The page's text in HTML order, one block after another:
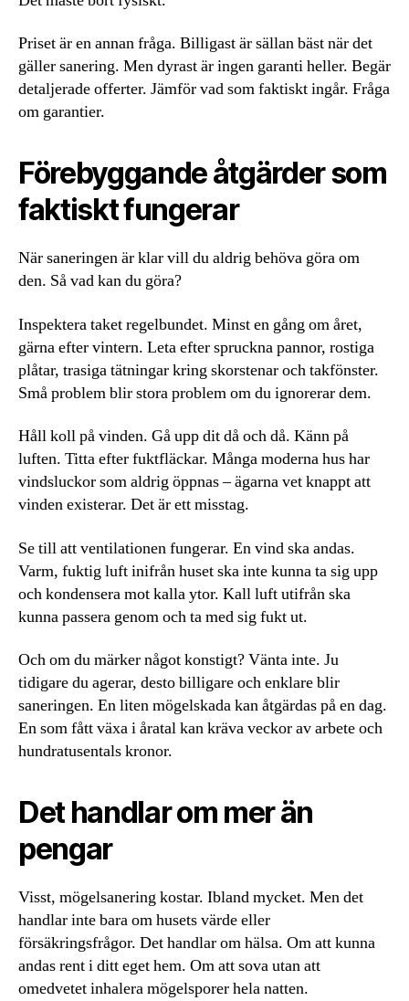
Priset är en annan fråga. Billigast är sällan bäst när det
gäller sanering. Men dyrast är ingen garanti heller. Begär
detaljerade offerter. Jämför vad som faktiskt ingår. Fråga
om garantier.
Förebyggande åtgärder som
faktiskt fungerar
När saneringen är klar vill du aldrig behöva göra om
den. Så vad kan du göra?
Inspektera taket regelbundet. Minst en gång om året,
gärna efter vintern. Leta efter spruckna pannor, rostiga
plåtar, trasiga tätningar kring skorstenar och takfönster.
Små problem blir stora problem om du ignorerar dem.
Håll koll på vinden. Gå upp dit då och då. Känn på
luften. Titta efter fuktfläckar. Många moderna hus har
vindsluckor som aldrig öppnas – ägarna vet knappt att
vinden existerar. Det är ett misstag.
Se till att ventilationen fungerar. En vind ska andas.
Varm, fuktig luft inifrån huset ska inte kunna ta sig upp
och kondensera mot kalla ytor. Kall luft utifrån ska
kunna passera genom och ta med sig fukt ut.
Och om du märker något konstigt? Vänta inte. Ju
tidigare du agerar, desto billigare och enklare blir
saneringen. En liten mögelskada kan åtgärdas på en dag.
En som fått växa i åratal kan kräva veckor av arbete och
hundratusentals kronor.
Det handlar om mer än
pengar
Visst, mögelsanering kostar. Ibland mycket. Men det
handlar inte bara om husets värde eller
försäkringsfrågor. Det handlar om hälsa. Om att kunna
andas rent i ditt eget hem. Om att sova utan att
omedvetet inhalera mögelsporer hela natten.